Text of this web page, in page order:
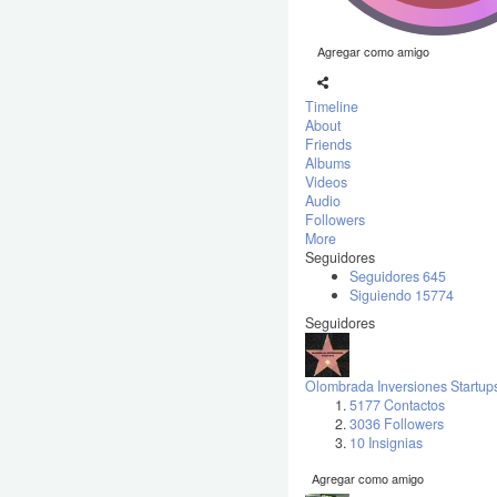
Agregar como amigo
Timeline
About
Friends
Albums
Videos
Audio
Followers
More
Seguidores
Seguidores645
Siguiendo 15774
Seguidores
Olombrada Inversiones
5177 Contactos
3036 Followers
10 Insignias
Agregar como amigo